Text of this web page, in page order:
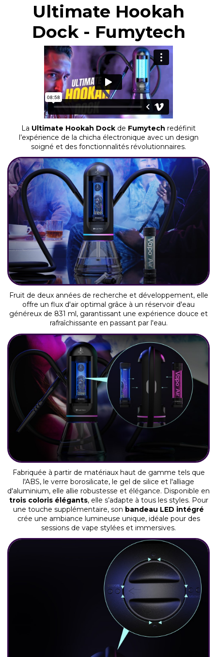
Ultimate Hookah
Dock - Fumytech
La Ultimate Hookah Dock de Fumytech redéfinit
l’expérience de la chicha électronique avec un design
soigné et des fonctionnalités révolutionnaires.
Fruit de deux années de recherche et développement, elle
offre un flux d'air optimal grâce à un réservoir d'eau
généreux de 831 ml, garantissant une expérience douce et
rafraîchissante en passant par l'eau.
Fabriquée à partir de matériaux haut de gamme tels que
l'ABS, le verre borosilicate, le gel de silice et l'alliage
d'aluminium, elle allie robustesse et élégance. Disponible en
trois coloris élégants, elle s’adapte à tous les styles. Pour
une touche supplémentaire, son bandeau LED intégré
crée une ambiance lumineuse unique, idéale pour des
sessions de vape stylées et immersives.